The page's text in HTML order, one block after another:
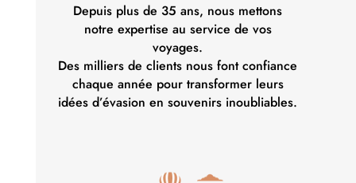
Depuis plus de 35 ans, nous mettons
notre expertise au service de vos
voyages.
Des milliers de clients nous font confiance
chaque année pour transformer leurs
idées d’évasion en souvenirs inoubliables.